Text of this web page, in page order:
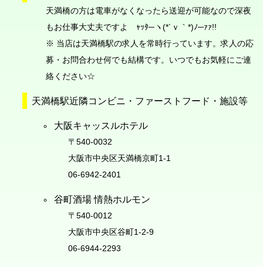
天満橋の方は電車がなくなったら送迎が可能なので深夜
もお仕事大丈夫ですよ ｬｯﾀ─ヽ(*´ｖ｀*)ﾉ─ｧｧ!!
※ 当店は天満橋駅の求人を常時行っています。求人の応
募・お問合わせ何でも結構です。いつでもお気軽にご連
絡ください☆
天満橋駅近隣コンビニ・ファーストフード・施設等
大阪キャッスルホテル
〒540-0032
大阪市中央区天満橋京町1-1
06-6942-2401
谷町酒場 情熱ホルモン
〒540-0012
大阪市中央区谷町1-2-9
06-6944-2293